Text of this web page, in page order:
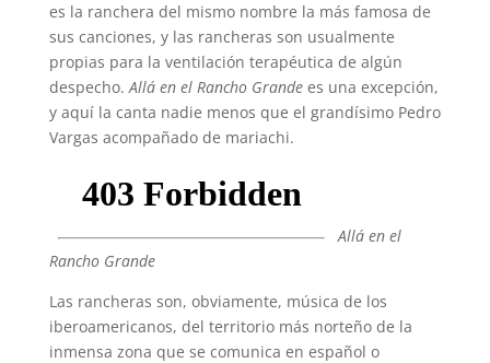
es la ranchera del mismo nombre la más famosa de
sus canciones, y las rancheras son usualmente
propias para la ventilación terapéutica de algún
despecho.Allá en el Rancho Grandees una excepción,
y aquí la canta nadie menos que el grandísimo Pedro
Vargas acompañado de mariachi.
Allá en el
Rancho Grande
Las rancheras son, obviamente, música de los
iberoamericanos, del territorio más norteño de la
inmensa zona que se comunica en español o